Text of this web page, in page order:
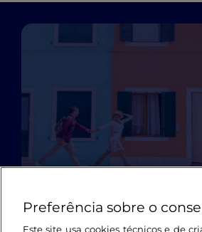
Preferência sobre o
Este site usa cookies técnicos e de